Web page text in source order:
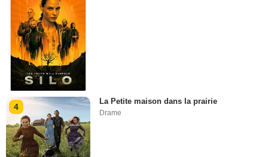
4
La Petite maison dans la prairie
Drame